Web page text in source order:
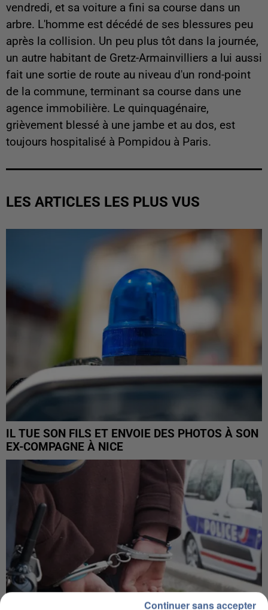
vendredi, et sa voiture a fini sa course dans un
arbre. L'homme est décédé de ses blessures peu
après la collision. Un peu plus tôt dans la journée,
un autre habitant de Gretz-Armainvilliers a lui aussi
fait une sortie de route au niveau d'un rond-point
de la commune, terminant sa course dans une
agence immobilière. Le quinquagénaire,
grièvement blessé à une jambe et au dos, est
toujours hospitalisé à Pompidou à Paris.
LES ARTICLES LES PLUS VUS
IL TUE SON FILS ET ENVOIE DES PHOTOS À SON
EX-COMPAGNE À NICE
Continuer sans accepter